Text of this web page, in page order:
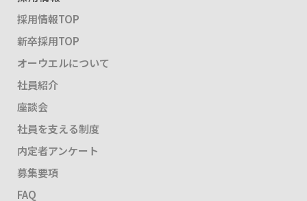
採用情報TOP
新卒採用TOP
オーウエルについて
社員紹介
座談会
社員を支える制度
内定者アンケート
募集要項
FAQ